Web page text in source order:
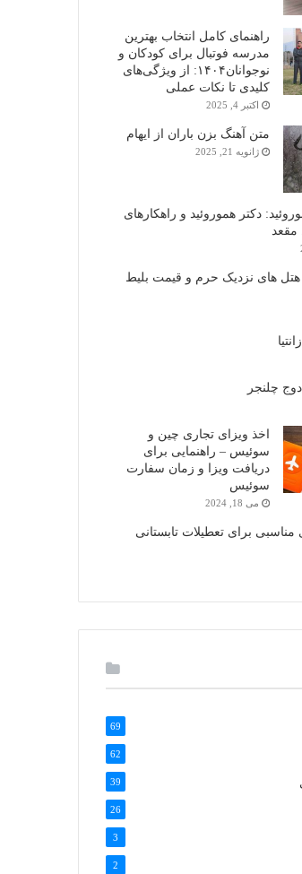
راهنمای کامل انتخاب بهترین
مدرسه فوتبال برای کودکان و
نوجوانان۱۴۰۴: از ویژگی‌های
کلیدی تا نکات عملی
اکتبر 4, 2025
متن آهنگ بزن باران از ایهام
ژانویه 21, 2025
دکتر هموروئید و راهکارهای
مقعد
هتل های نزدیک حرم و قیمت بلیط
چلنجر
اخذ ویزای تجاری چین و
سوئیس – راهنمایی برای
دریافت ویزا و زمان سفارت
سوئیس
می 18, 2024
مناسبی برای تعطیلات تابستانی
69
62
39
26
3
2